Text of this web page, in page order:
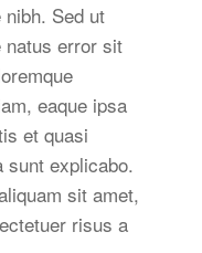
Sed ut
natus error sit
eaque ipsa
et quasi
sunt explicabo.
sit amet,
risus a